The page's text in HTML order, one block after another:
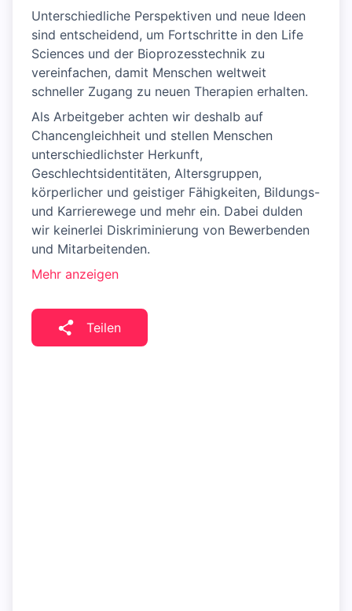
Unterschiedliche Perspektiven und neue Ideen
sind entscheidend, um Fortschritte in den Life
Sciences und der Bioprozesstechnik zu
vereinfachen, damit Menschen weltweit
schneller Zugang zu neuen Therapien erhalten.
Als Arbeitgeber achten wir deshalb auf
Chancengleichheit und stellen Menschen
unterschiedlichster Herkunft,
Geschlechtsidentitäten, Altersgruppen,
körperlicher und geistiger Fähigkeiten, Bildungs-
und Karrierewege und mehr ein. Dabei dulden
wir keinerlei Diskriminierung von Bewerbenden
und Mitarbeitenden.
Mehr anzeigen
Teilen